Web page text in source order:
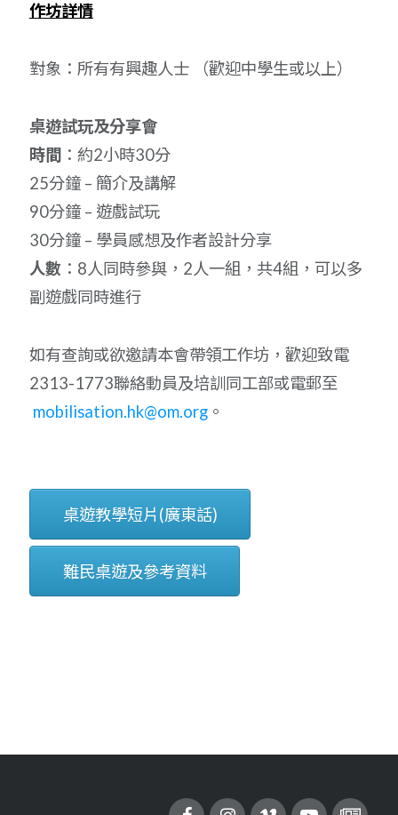
作坊詳情
對象：所有有興趣人士 （歡迎中學生或以上）
桌遊試玩及分享會
時間 ：約2小時30分
25分鐘 – 簡介及講解
90分鐘 – 遊戲試玩
30分鐘 – 學員感想及作者設計分享
人數 ：8人同時參與，2人一組，共4組，可以多
副遊戲同時進行
如有查詢或欲邀請本會帶領工作坊，歡迎致電
2313-1773聯絡動員及培訓同工部或電郵至
mobilisation.hk@om.org。
桌遊教學短片(廣東話)
難民桌遊及參考資料